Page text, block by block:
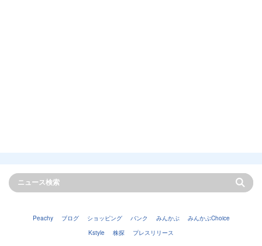
Peachy ブログ ショッピング バンク みんかぶ
みんかぶChoice
Kstyle
株探 プレスリリース